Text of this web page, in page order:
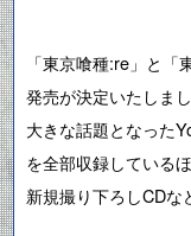
「東京喰種:re」と
発売が決定いたしまし
大きな話題となった
を全部収録しているほ
新規撮り下ろしCDな